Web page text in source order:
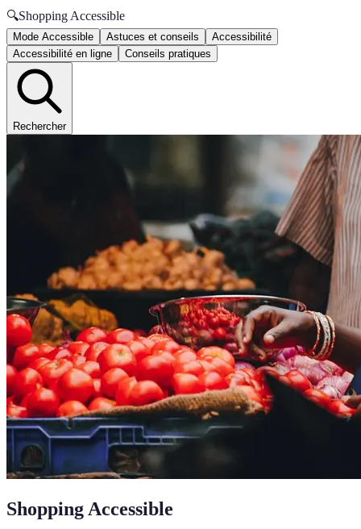
🔍Shopping Accessible
Mode Accessible Astuces et conseils
Accessibilité
Accessibilité en ligne
Conseils pratiques
Rechercher
Shopping Accessible